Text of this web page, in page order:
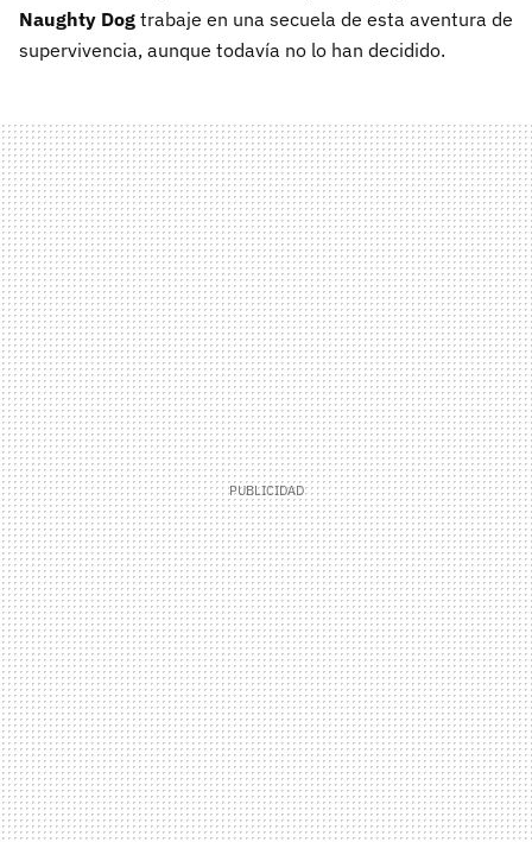
Naughty Dog trabaje en una secuela de esta aventura de
supervivencia, aunque todavía no lo han decidido.